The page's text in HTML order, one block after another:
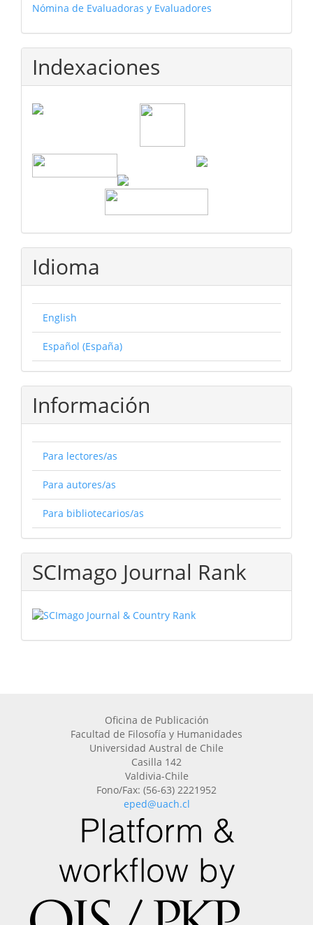
Nómina de Evaluadoras y Evaluadores
Indexaciones
Idioma
English
Español (España)
Información
Para lectores/as
Para autores/as
Para bibliotecarios/as
SCImago Journal Rank
Oficina de Publicación
Facultad de Filosofía y Humanidades
Universidad Austral de Chile
Casilla 142
Valdivia-Chile
Fono/Fax: (56-63) 2221952
eped@uach.cl